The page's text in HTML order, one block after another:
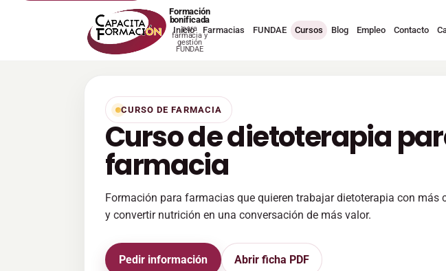
Formación
bonificada
para
farmacia y
gestión
FUNDAE
Inicio Farmacias FUNDAE Cursos Blog Empleo Contacto
CURSO DE FARMACIA
Curso de dietoterapia
farmacia
Formación para farmacias que quieren trabajar dietoterapia con más
y convertir nutrición en una conversación de más valor.
Pedir información Abrir ficha PDF